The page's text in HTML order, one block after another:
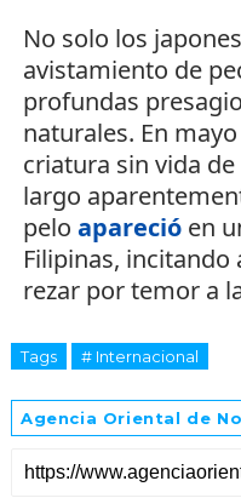
No solo los
avistamiento de
profundas
naturales. En
criatura sin vida
largo
pelo aparecióen
Filipinas, incitando
rezar por temor a
Tags # Internacional
Agencia Oriental de